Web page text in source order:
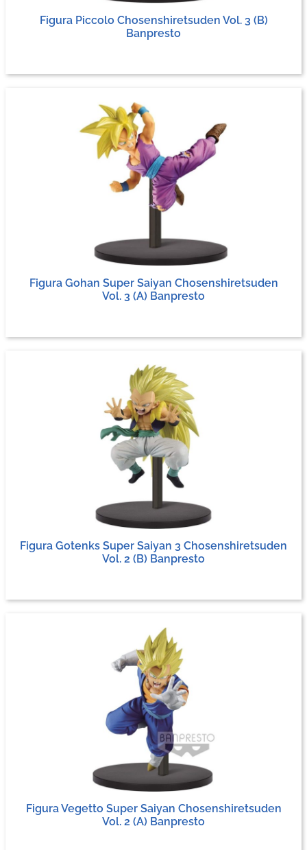
Figura Piccolo Chosenshiretsuden Vol. 3 (B)
Banpresto
Figura Gohan Super Saiyan Chosenshiretsuden
Vol. 3 (A) Banpresto
Figura Gotenks Super Saiyan 3 Chosenshiretsuden
Vol. 2 (B) Banpresto
Figura Vegetto Super Saiyan Chosenshiretsuden
Vol. 2 (A) Banpresto